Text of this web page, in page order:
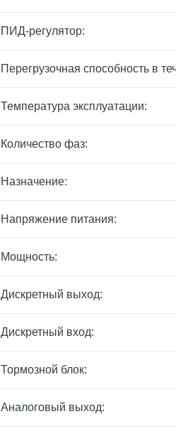
ПИД-регулятор:
Перегрузочная способность в
Температура эксплуатации:
Количество фаз:
Назначение:
Напряжение питания:
Мощность:
Дискретный выход:
Дискретный вход:
Тормозной блок:
Аналоговый выход: